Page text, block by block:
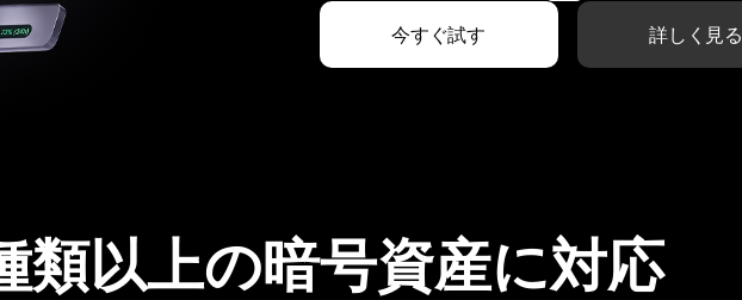
今すぐ試す 詳しく見る
類以上の暗号資産に対応